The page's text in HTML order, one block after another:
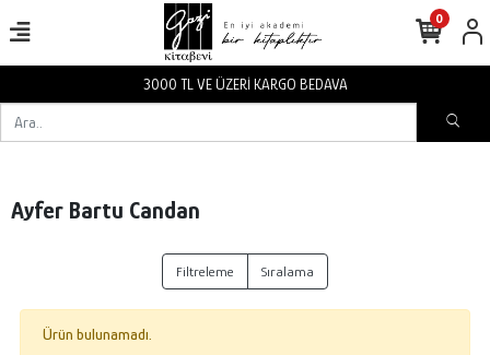
3000 TL VE ÜZERİ KARGO BEDAVA
0
Ayfer Bartu Candan
Filtreleme Sıralama
Ürün bulunamadı.